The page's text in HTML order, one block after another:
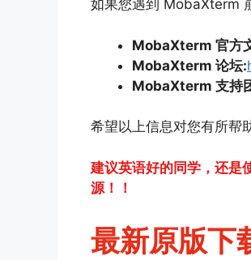
如果您遇到 MobaXterm
MobaXterm 官方
MobaXterm 论坛:
MobaXterm 支持
希望以上信息对您有所帮
建议英语好的同学，还是
源！！
最新原版下